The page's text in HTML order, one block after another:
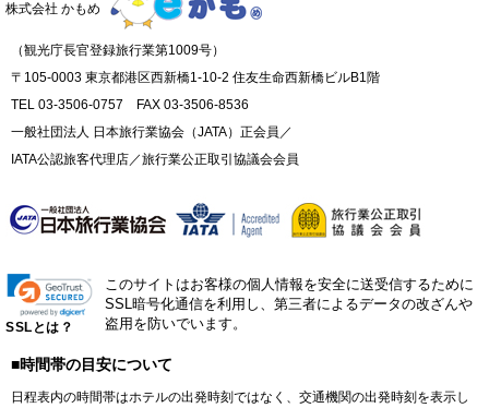
株式会社 かもめ
（観光庁長官登録旅行業第1009号）
〒105-0003 東京都港区西新橋1-10-2 住友生命西新橋ビルB1階
TEL 03-3506-0757 FAX 03-3506-8536
一般社団法人 日本旅行業協会（JATA）正会員／
IATA公認旅客代理店／旅行業公正取引協議会会員
SSLとは？
このサイトはお客様の個人情報を安全に送受信するために
SSL暗号化通信を利用し、第三者によるデータの改ざんや
盗用を防いでいます。
■時間帯の目安について
日程表内の時間帯はホテルの出発時刻ではなく、交通機関の出発時刻を表示し